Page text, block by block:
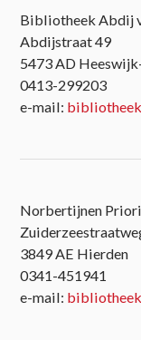
Bibliotheek Abdij
Abdijstraat 49
5473 AD
0413-299203
e-mail:
Norbertijnen
3849 AE Hierden
0341-451941
e-mail: